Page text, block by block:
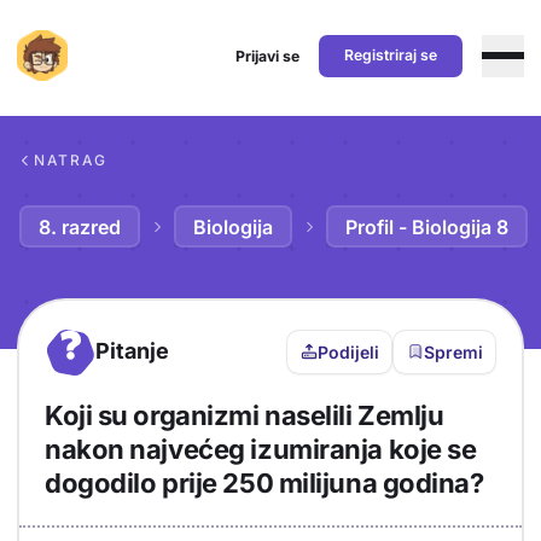
Prijavi se Registriraj se
NATRAG
8. razred Biologija Profil - Biologija 8
? Pitanje Podijeli Spremi
Koji su organizmi naselili Zemlju
nakon najvećeg izumiranja koje se
dogodilo prije 250 milijuna godina?